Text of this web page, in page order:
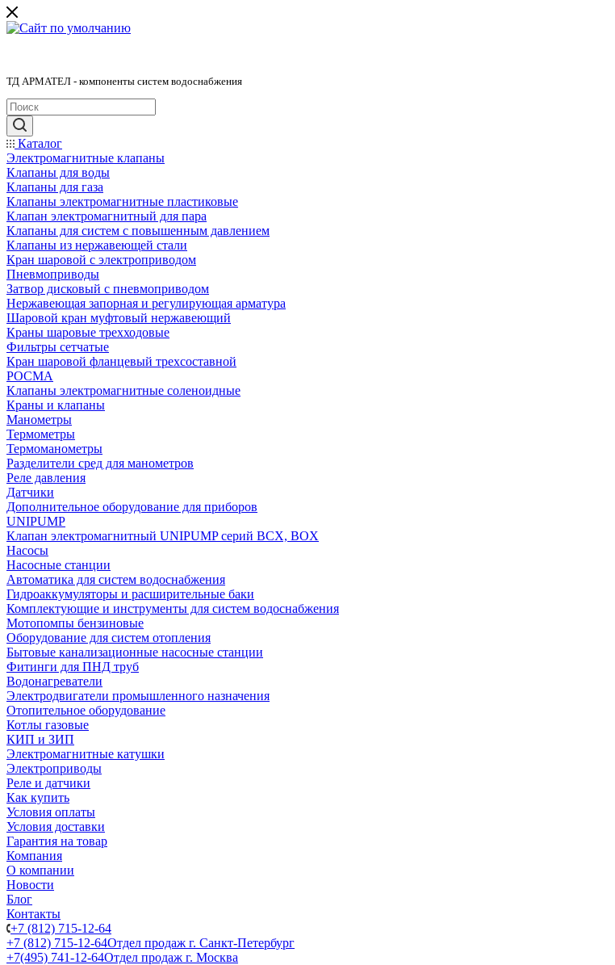
ТД АРМАТЕЛ - компоненты систем водоснабжения
Каталог
Электромагнитные клапаны
Клапаны для воды
Клапаны для газа
Клапаны электромагнитные пластиковые
Клапан электромагнитный для пара
Клапаны для систем с повышенным давлением
Клапаны из нержавеющей стали
Кран шаровой с электроприводом
Пневмоприводы
Затвор дисковый с пневмоприводом
Нержавеющая запорная и регулирующая арматура
Шаровой кран муфтовый нержавеющий
Краны шаровые трехходовые
Фильтры сетчатые
Кран шаровой фланцевый трехсоставной
РОСМА
Клапаны электромагнитные соленоидные
Краны и клапаны
Манометры
Термометры
Термоманометры
Разделители сред для манометров
Реле давления
Датчики
Дополнительное оборудование для приборов
UNIPUMP
Клапан электромагнитный UNIPUMP серий BCX, BOX
Насосы
Насосные станции
Автоматика для систем водоснабжения
Гидроаккумуляторы и расширительные баки
Комплектующие и инструменты для систем водоснабжения
Мотопомпы бензиновые
Оборудование для систем отопления
Бытовые канализационные насосные станции
Фитинги для ПНД труб
Водонагреватели
Электродвигатели промышленного назначения
Отопительное оборудование
Котлы газовые
КИП и ЗИП
Электромагнитные катушки
Электроприводы
Реле и датчики
Как купить
Условия оплаты
Условия доставки
Гарантия на товар
Компания
О компании
Новости
Блог
Контакты
+7 (812) 715-12-64
+7 (812) 715-12-64Отдел продаж г. Санкт-Петербург
+7(495) 741-12-64Отдел продаж г. Москва